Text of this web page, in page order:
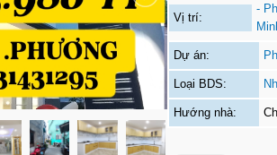
Vị trí:
-
Dự án:
Loại BDS:
Hướng nhà: